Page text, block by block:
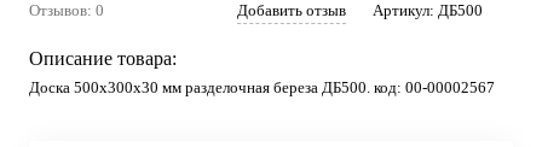
Отзывов: 0 Добавить отзыв Артикул: ДБ500
Описание товара:
Доска 500х300х30 мм разделочная береза ДБ500. код: 00-00002567